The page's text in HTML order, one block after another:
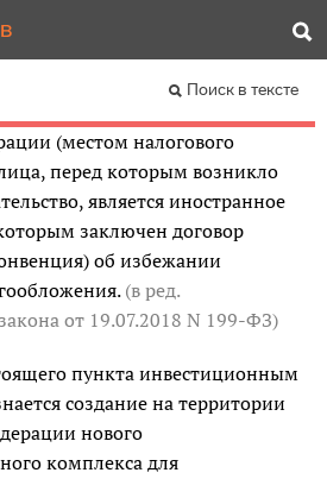
Поиск в тексте
— Не действует
Перейти в
организации не
(в ред. Федерального
N 199-ФЗ
(местом налогового
перед которым возникло
является иностранное
заключен договор
об избежании
(в ред.
от 19.07.2018 N 199-ФЗ)
пункта инвестиционным
создание на территории
нового
комплекса для